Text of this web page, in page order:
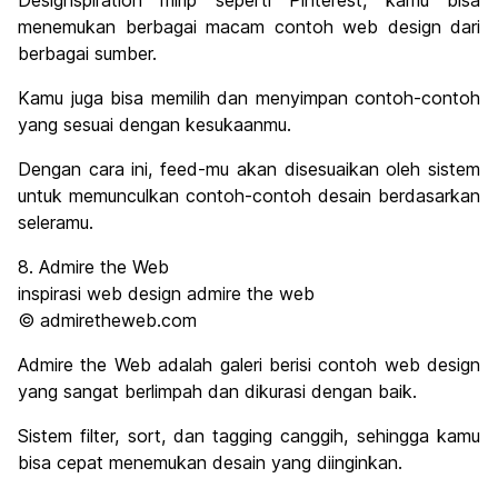
menemukan berbagai macam contoh web design dari
berbagai sumber.
Kamu juga bisa memilih dan menyimpan contoh-contoh
yang sesuai dengan kesukaanmu.
Dengan cara ini, feed-mu akan disesuaikan oleh sistem
untuk memunculkan contoh-contoh desain berdasarkan
seleramu.
8. Admire the Web
inspirasi web design admire the web
© admiretheweb.com
Admire the Web adalah galeri berisi contoh web design
yang sangat berlimpah dan dikurasi dengan baik.
Sistem filter, sort, dan tagging canggih, sehingga kamu
bisa cepat menemukan desain yang diinginkan.